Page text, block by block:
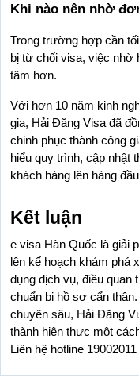
Khi nào nên nhờ
Trong trường hợp cần
bị từ chối visa, việc nhờ
tâm hơn.
Với hơn 10 năm kinh
gia, Hải Đăng Visa đã
chinh phục thành công
hiểu quy trình, cập nhật
khách hàng lên hàng
Kết luận
e visa Hàn Quốc là giải
lên kế hoạch khám
dụng dịch vụ, điều quan
chuẩn bị hồ sơ cẩn
chuyên sâu, Hải Đăng
thành hiện thực một
Liên hệ hotline